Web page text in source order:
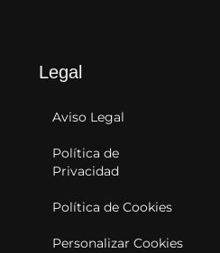
Legal
Aviso Legal
Política de
Privacidad
Política de Cookies
Personalizar Cookies